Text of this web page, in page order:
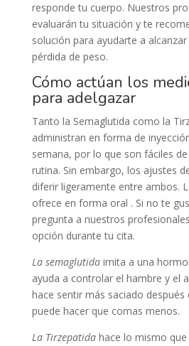
responde tu cuerpo. Nuestros
evaluarán tu situación y te
solución para ayudarte a
pérdida de peso.
Cómo actúan los
para adelgazar
Tanto la Semaglutida como la
administran en forma de
semana, por lo que son fáciles
rutina. Sin embargo, los ajustes
diferir ligeramente entre ambos.
ofrece en forma oral . Si no te
pregunta a nuestros
opción durante tu cita.
La semaglutidaimita a una
ayuda a controlar el hambre y el
hace sentir más saciado
puede hacer que comas menos.
La Tirzepatidahace lo mismo que